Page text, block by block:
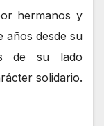
hermanos y
años desde su
de su lado
solidario.